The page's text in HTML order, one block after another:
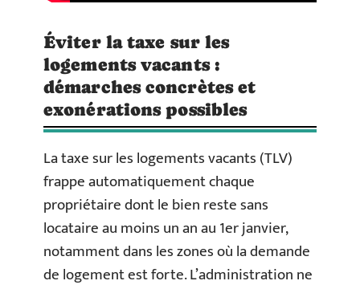
Éviter la taxe sur les
logements vacants :
démarches concrètes et
exonérations possibles
La taxe sur les logements vacants (TLV)
frappe automatiquement chaque
propriétaire dont le bien reste sans
locataire au moins un an au 1er janvier,
notamment dans les zones où la demande
de logement est forte. L’administration ne